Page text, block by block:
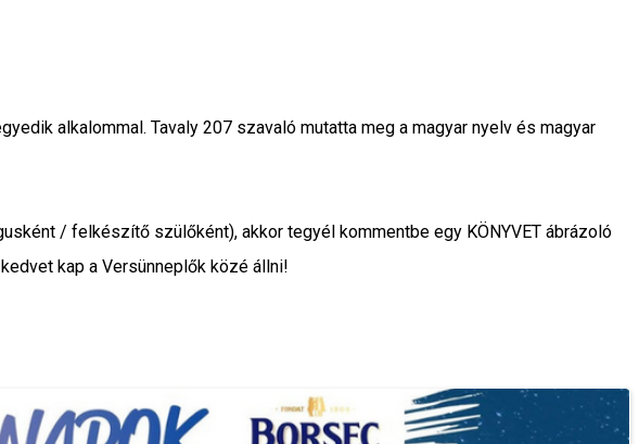
alkalommal. Tavaly 207 szavaló mutatta meg a magyar nyelv és magyar
/ felkészítő szülőként), akkor tegyél kommentbe egy KÖNYVET ábrázoló
kap a Versünneplők közé állni!